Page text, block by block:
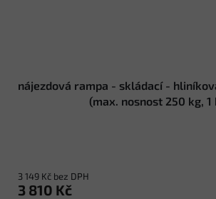
nájezdová rampa - skládací -
(max. nosnost 250 kg, 1
3 149 Kč bez DPH
3 810 Kč